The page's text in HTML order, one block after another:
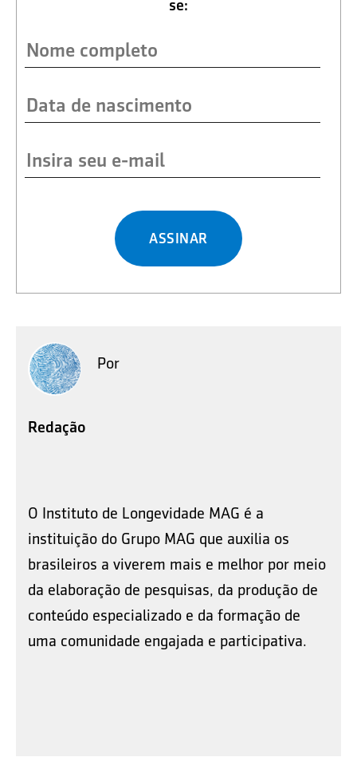
se:
ASSINAR
Por
Redação
O Instituto de Longevidade MAG é a
instituição do Grupo MAG que auxilia os
brasileiros a viverem mais e melhor por meio
da elaboração de pesquisas, da produção de
conteúdo especializado e da formação de
uma comunidade engajada e participativa.